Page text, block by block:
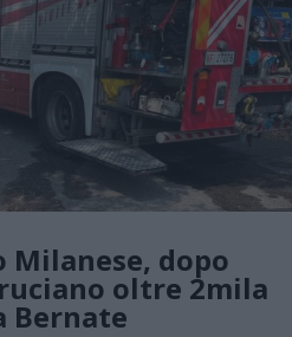
Milanese, dopo
oltre 2mila
Bernate